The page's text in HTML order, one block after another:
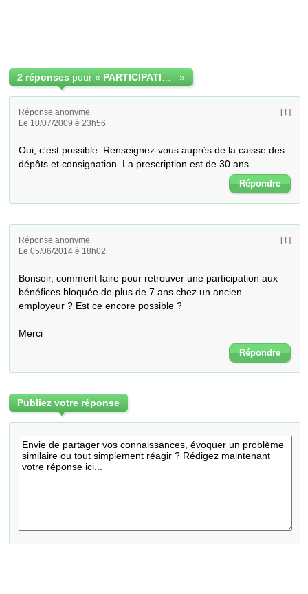
2 réponses pour « »
Réponse anonyme
Le 10/07/2009 é 23h56
[ ! ]
Oui, c'est possible. Renseignez-vous auprès de la caisse des
dépôts et consignation. La prescription est de 30 ans...
Répondre
Réponse anonyme
Le 05/06/2014 é 18h02
[ ! ]
Bonsoir, comment faire pour retrouver une participation aux
bénéfices bloquée de plus de 7 ans chez un ancien
employeur ? Est ce encore possible ?
Merci
Répondre
Publiez votre réponse